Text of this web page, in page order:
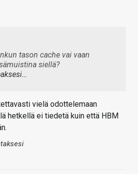
tason cache vai vaan
siellä?
vielä odottelemaan
hetkellä ei tiedetä kuin että HBM